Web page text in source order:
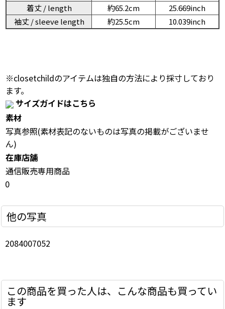
着丈 / length
約65.2cm
25.669inch
袖丈 / sleeve length
約25.5cm 10.039inch
※closetchildのアイテムは独自の方法により採寸しており
ます。
サイズガイドはこちら
素材
写真参照(素材表記のないものは写真の掲載がございませ
ん)
在庫店舗
通信販売専用商品
0
他の写真
2084007052
この商品を買った人は、こんな商品も買ってい
ます